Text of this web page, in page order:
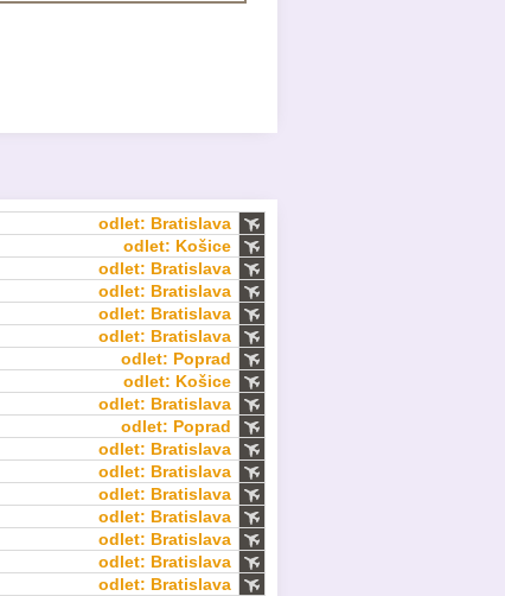
odlet: Bratislava
odlet: Košice
odlet: Bratislava
odlet: Bratislava
odlet: Bratislava
odlet: Bratislava
odlet: Poprad
odlet: Košice
odlet: Bratislava
odlet: Poprad
odlet: Bratislava
odlet: Bratislava
odlet: Bratislava
odlet: Bratislava
odlet: Bratislava
odlet: Bratislava
odlet: Bratislava